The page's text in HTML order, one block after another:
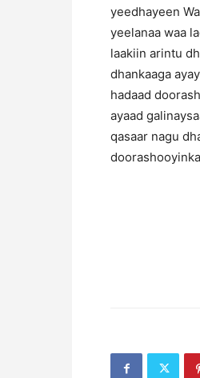
yeedhayeen
yeelanaa waa
laakiin arintu
dhankaaga
hadaad
ayaad
qasaar nagu